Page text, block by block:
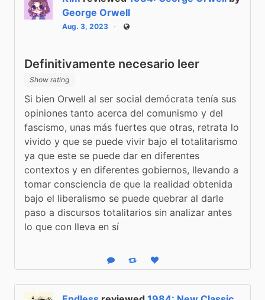
George Orwell
Aug. 3, 2023 Public
Definitivamente necesario leer
Show rating
Si bien Orwell al ser social demócrata tenía sus
opiniones tanto acerca del comunismo y del
fascismo, unas más fuertes que otras, retrata lo
vivido y que se puede vivir bajo el totalitarismo
ya que este se puede dar en diferentes
contextos y en diferentes gobiernos, llevando a
tomar consciencia de que la realidad obtenida
bajo el liberalismo se puede quebrar al darle
paso a discursos totalitarios sin analizar antes
lo que con lleva en sí
Reply Boost statusLike status